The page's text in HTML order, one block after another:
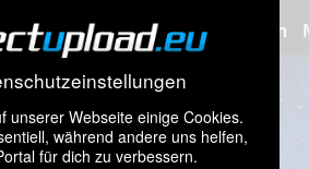
unserer Webseite einige Cookies.
während andere uns helfen,
für dich zu verbessern.
Bilder hochladen